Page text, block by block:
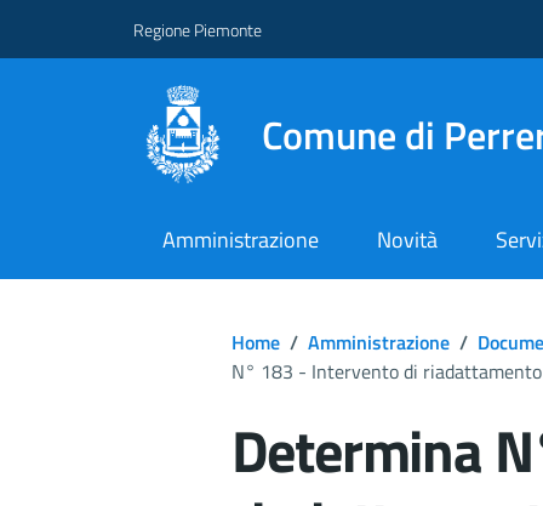
Regione Piemonte
Comune di
Amministrazione Novità
Home / Amministrazione /
N° 183 - Intervento di
Determina